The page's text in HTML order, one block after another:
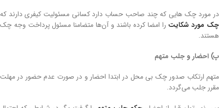
در مورد چک هایی که چند صاحب حساب دارد کسانی مسئولیت کیفری دارند که
چک مورد شکایت را امضا کرده باشند و آن‌ها متضامنا مسئول پرداخت وجه چک
هستند.
پ) احضار و جلب متهم
متهم ارتکاب صدور چک بی محل در ابتدا احضار و در صورت عدم حضور در مهلت
مقرر جلب می‌گردد.